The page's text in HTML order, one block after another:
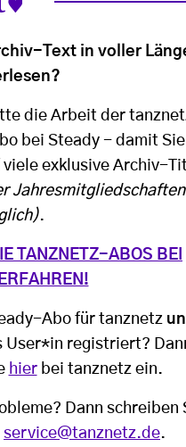
Text in voller
die Arbeit der
bei Steady - damit Sie
exklusive Archiv-
Jahresmitgliedschaften
.
TANZNETZ-ABOS BEI
Abo für tanznetz
User*in registriert?
hierbei tanznetz ein.
Dann schreiben
service@tanznetz.de.